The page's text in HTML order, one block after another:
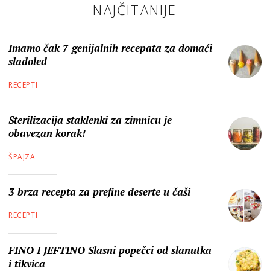
NAJČITANIJE
Imamo čak 7 genijalnih recepata za domaći
sladoled
RECEPTI
Sterilizacija staklenki za zimnicu je
obavezan korak!
ŠPAJZA
3 brza recepta za prefine deserte u čaši
RECEPTI
FINO I JEFTINO Slasni popečci od slanutka
i tikvica